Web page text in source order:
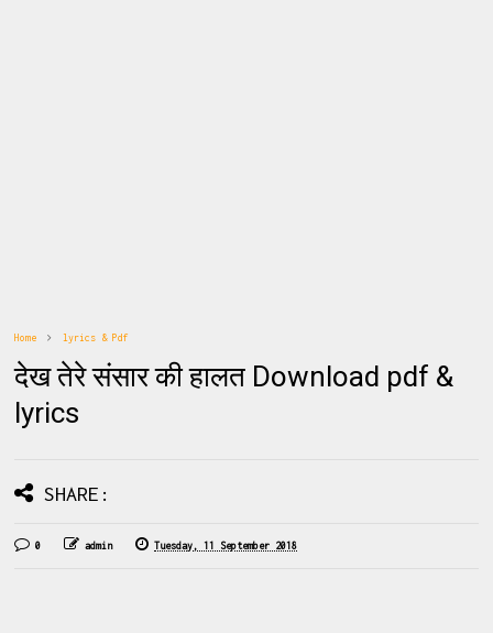
Home lyrics & Pdf
देख तेरे संसार की हालत Download pdf &
lyrics
SHARE:
0 admin Tuesday, 11 September 2018